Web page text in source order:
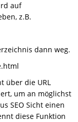
auf
z.B.
dann weg.
über die URL
um an möglichst
SEO Sicht einen
diese Funktion